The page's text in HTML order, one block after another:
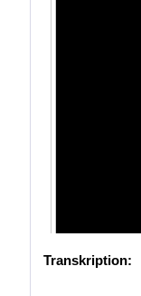
Transkription: